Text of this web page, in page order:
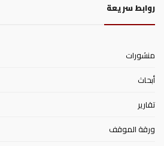
روابط سريعة
منشورات
أبحاث
تقارير
ورقة الموقف